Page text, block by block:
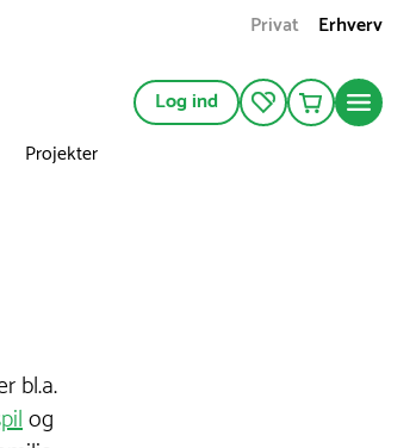
Privat Erhverv
Log ind
Projekter
bl.a.
og